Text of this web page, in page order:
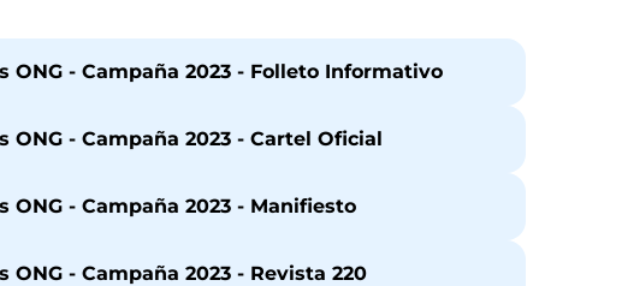
ONG - Campaña 2023 - Folleto Informativo
ONG - Campaña 2023 - Cartel Oficial
ONG - Campaña 2023 - Manifiesto
ONG - Campaña 2023 - Revista 220